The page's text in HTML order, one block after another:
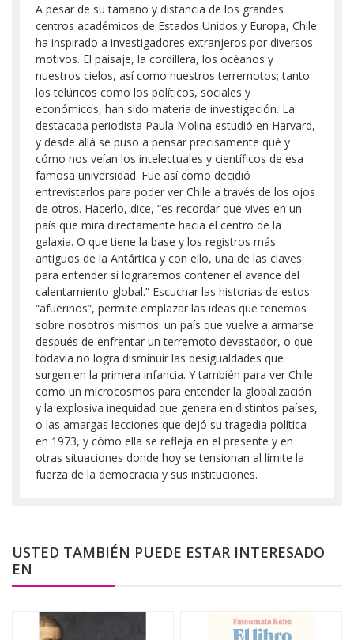
A pesar de su tamaño y distancia de los grandes
centros académicos de Estados Unidos y Europa, Chile
ha inspirado a investigadores extranjeros por diversos
motivos. El paisaje, la cordillera, los océanos y
nuestros cielos, así como nuestros terremotos; tanto
los telúricos como los políticos, sociales y
económicos, han sido materia de investigación. La
destacada periodista Paula Molina estudió en Harvard,
y desde allá se puso a pensar precisamente qué y
cómo nos veían los intelectuales y científicos de esa
famosa universidad. Fue así como decidió
entrevistarlos para poder ver Chile a través de los ojos
de otros. Hacerlo, dice, “es recordar que vives en un
país que mira directamente hacia el centro de la
galaxia. O que tiene la base y los registros más
antiguos de la Antártica y con ello, una de las claves
para entender si lograremos contener el avance del
calentamiento global.” Escuchar las historias de estos
“afuerinos”, permite emplazar las ideas que tenemos
sobre nosotros mismos: un país que vuelve a armarse
después de enfrentar un terremoto devastador, o que
todavía no logra disminuir las desigualdades que
surgen en la primera infancia. Y también para ver Chile
como un microcosmos para entender la globalización
y la explosiva inequidad que genera en distintos países,
o las amargas lecciones que dejó su tragedia política
en 1973, y cómo ella se refleja en el presente y en
otras situaciones donde hoy se tensionan al límite la
fuerza de la democracia y sus instituciones.
USTED TAMBIÉN PUEDE ESTAR INTERESADO
EN